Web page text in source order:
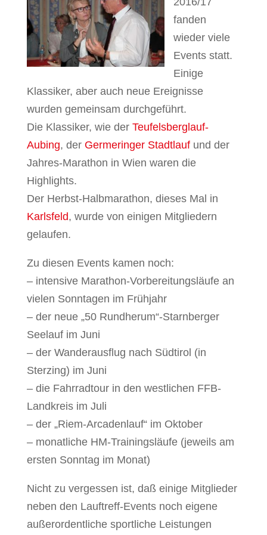
fanden
wieder viele
Events statt.
Einige
Klassiker, aber auch neue Ereignisse
wurden gemeinsam durchgeführt.
Die Klassiker, wie der Teufelsberglauf-
Aubing, der Germeringer Stadtlaufund der
Jahres-Marathon in Wien waren die
Highlights.
Der Herbst-Halbmarathon, dieses Mal in
Karlsfeld, wurde von einigen Mitgliedern
gelaufen.
Zu diesen Events kamen noch:
– intensive Marathon-Vorbereitungsläufe an
vielen Sonntagen im Frühjahr
– der neue „50 Rundherum“-Starnberger
Seelauf im Juni
– der Wanderausflug nach Südtirol (in
Sterzing) im Juni
– die Fahrradtour in den westlichen FFB-
Landkreis im Juli
– der „Riem-Arcadenlauf“ im Oktober
– monatliche HM-Trainingsläufe (jeweils am
ersten Sonntag im Monat)
Nicht zu vergessen ist, daß einige Mitglieder
neben den Lauftreff-Events noch eigene
außerordentliche sportliche Leistungen